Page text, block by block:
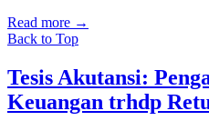
Read more →
Back to Top
Tesis Akutansi:
Keuangan trhdp